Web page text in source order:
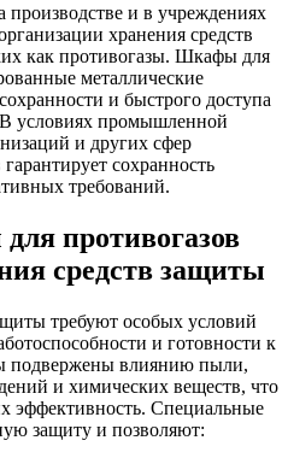
производстве и в учреждениях
хранения средств
как противогазы. Шкафы для
металлические
и быстрого доступа
условиях промышленной
и других сфер
сохранность
требований.
противогазов
средств защиты
требуют особых условий
и готовности к
подвержены влиянию пыли,
и химических веществ, что
эффективность. Специальные
защиту и позволяют: